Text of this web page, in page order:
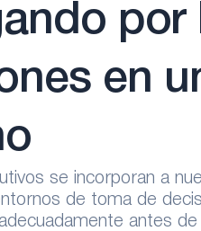
en
se incorporan a
de toma de
antes